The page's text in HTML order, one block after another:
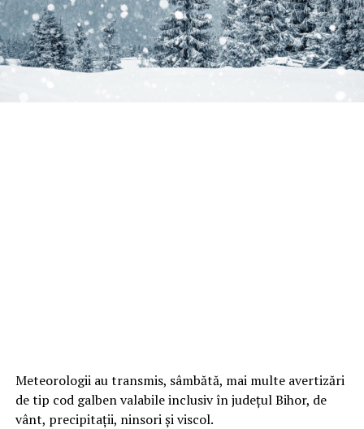
Meteorologii au transmis, sâmbătă, mai multe avertizări
de tip cod galben valabile inclusiv în județul Bihor, de
vânt, precipitații, ninsori și viscol.